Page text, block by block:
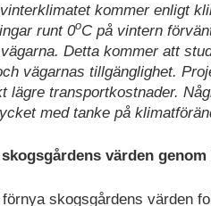
kommer enligt
runt 0oC på vintern
Detta kommer att
vägarnas tillgänglighet.
lägre transportkostnader.
med tanke på
värden
skogsgårdens värden